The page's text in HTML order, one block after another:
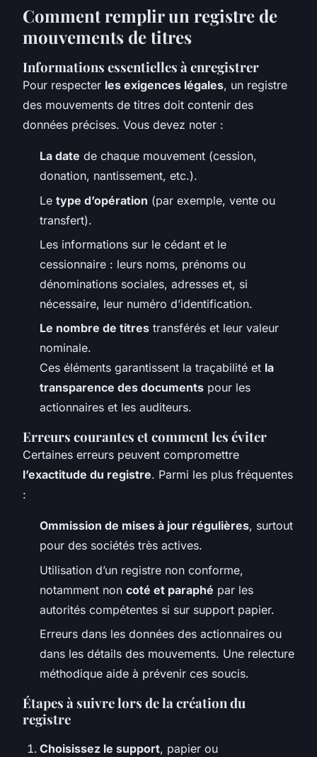
Comment remplir un registre de
mouvements de titres
Informations essentielles à enregistrer
Pour respecter les exigences légales, un registre
des mouvements de titres doit contenir des
données précises. Vous devez noter :
La date de chaque mouvement (cession,
donation, nantissement, etc.).
Le type d’opération (par exemple, vente ou
transfert).
Les informations sur le cédant et le
cessionnaire : leurs noms, prénoms ou
dénominations sociales, adresses et, si
nécessaire, leur numéro d’identification.
Le nombre de titres transférés et leur valeur
nominale.
Ces éléments garantissent la traçabilité et la
transparence des documents pour les
actionnaires et les auditeurs.
Erreurs courantes et comment les éviter
Certaines erreurs peuvent compromettre
l’exactitude du registre. Parmi les plus fréquentes
:
Ommission de mises à jour régulières, surtout
pour des sociétés très actives.
Utilisation d’un registre non conforme,
notamment non coté et paraphé par les
autorités compétentes si sur support papier.
Erreurs dans les données des actionnaires ou
dans les détails des mouvements. Une relecture
méthodique aide à prévenir ces soucis.
Étapes à suivre lors de la création du
registre
Choisissez le support, papier ou